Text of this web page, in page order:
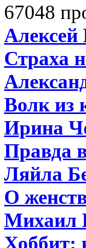
67048
Алексей
Страха
Волк из
Ирина
Правда
Ляйла
О
Михаил
Хоббит: